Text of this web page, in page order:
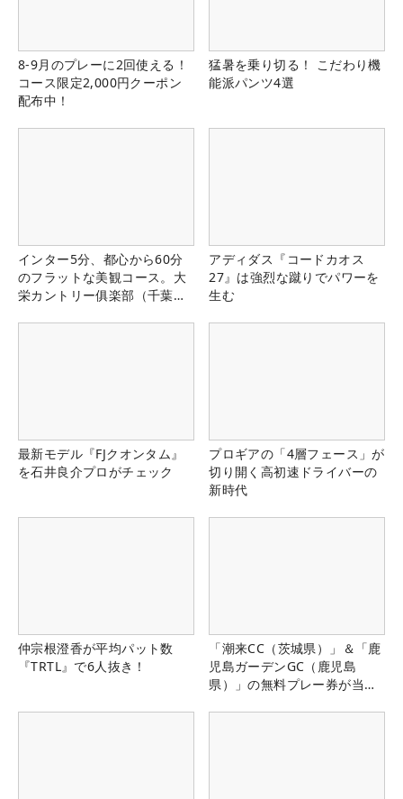
8-9月のプレーに2回使える！
コース限定2,000円クーポン
配布中！
猛暑を乗り切る！ こだわり機
能派パンツ4選
インター5分、都心から60分
のフラットな美観コース。大
栄カントリー俱楽部（千葉
アディダス『コードカオス
27』は強烈な蹴りでパワーを
生む
最新モデル『FJクオンタム』
を石井良介プロがチェック
プロギアの「4層フェース」が
切り開く高初速ドライバーの
新時代
仲宗根澄香が平均パット数
『TRTL』で6人抜き！
「潮来CC（茨城県）」＆「鹿
児島ガーデンGC（鹿児島
県）」の無料プレー券が当た